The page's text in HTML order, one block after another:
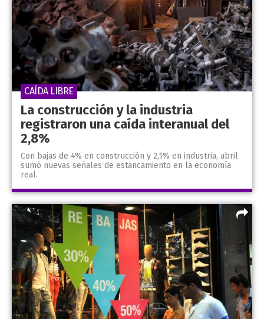
La construcción y la industria
registraron una caída interanual del
2,8%
Con bajas de 4% en construcción y 2,1% en industria, abril
sumó nuevas señales de estancamiento en la economía
real.
CAÍDA LIBRE